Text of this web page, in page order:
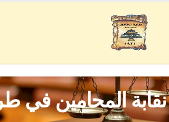
نقابة المحامين في